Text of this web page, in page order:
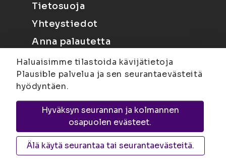
Tietosuoja
Yhteystiedot
Anna palautetta
Joensuu
Suvantokatu 6, 80100 Joensuu |
KuopioYliopistonranta 15, PL 1627, 70211
Kuopio
Haluaisimme tilastoida kävijätietoja
Plausible palvelua ja sen seurantaevästeitä
hyödyntäen.
Hyväksyn seurannan ja kolmannen
osapuolen evästeet.
Älä käytä seurantaa tai seurantaevästeitä.